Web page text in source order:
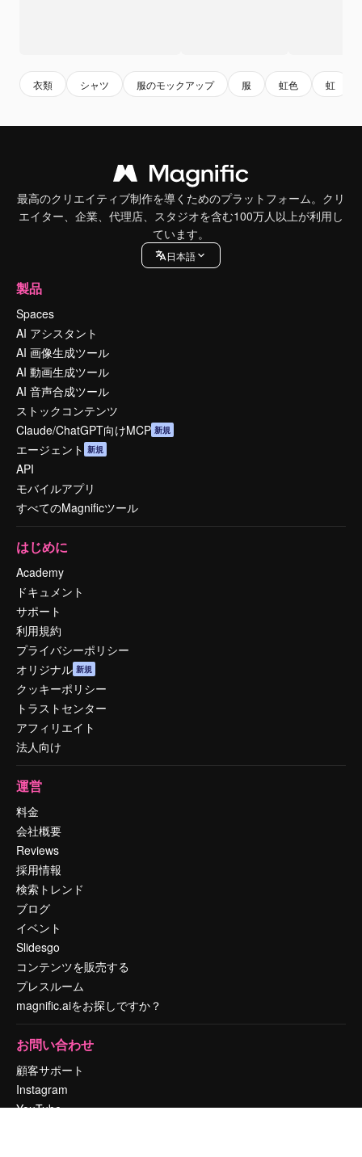
衣類 シャツ 服のモックアップ 服 虹色 虹
最高のクリエイティブ制作を導くためのプラットフォーム。クリ
エイター、企業、代理店、スタジオを含む100万人以上が利用し
ています。
日本語
製品
Spaces
AI アシスタント
AI 画像生成ツール
AI 動画生成ツール
AI 音声合成ツール
ストックコンテンツ
Claude/ChatGPT向けMCP 新規
エージェント 新規
API
モバイルアプリ
すべてのMagnificツール
はじめに
Academy
ドキュメント
サポート
利用規約
プライバシーポリシー
オリジナル 新規
クッキーポリシー
トラストセンター
アフィリエイト
法人向け
運営
料金
会社概要
Reviews
採用情報
検索トレンド
ブログ
イベント
Slidesgo
コンテンツを販売する
プレスルーム
magnific.aiをお探しですか？
お問い合わせ
顧客サポート
Instagram
YouTube